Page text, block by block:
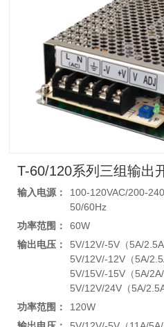
T-60/120系列三组输出
输入电源：
100-120VAC/200-
50/60Hz
功率范围：
60W
输出电压：
5V/12V/-5V（5A/
5V/12V/-12V（5A/
5V/15V/-15V（5A/2A/
5V/12V/24V（5A/
功率范围：
120W